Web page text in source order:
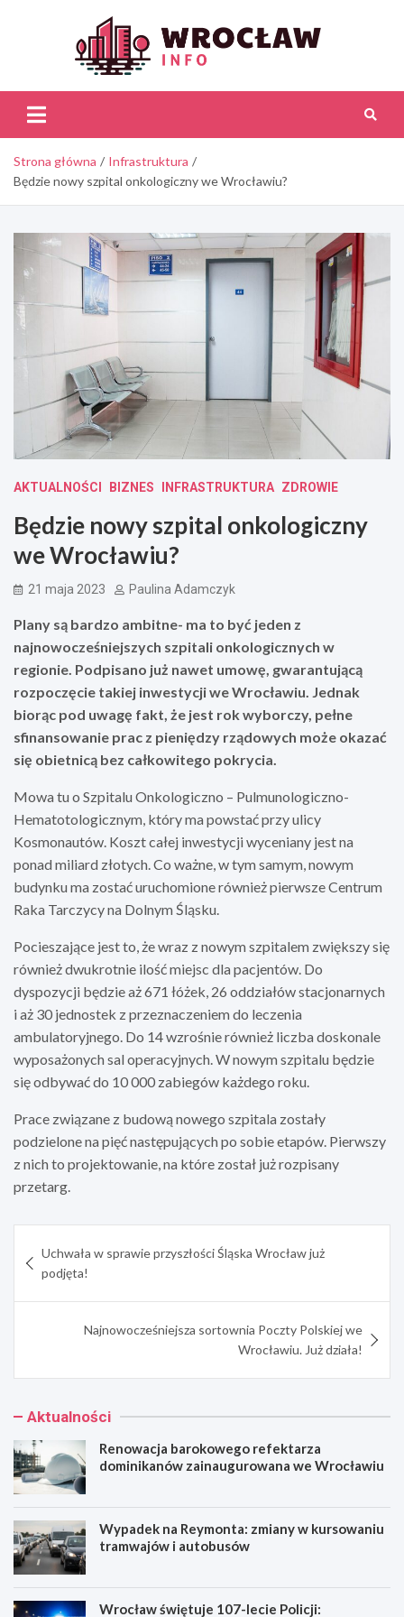
Strona główna
Infrastruktura
Będzie nowy szpital onkologiczny we Wrocławiu?
AKTUALNOŚCI BIZNES INFRASTRUKTURA ZDROWIE
Będzie nowy szpital onkologiczny
we Wrocławiu?
21 maja 2023 Paulina Adamczyk
Plany są bardzo ambitne- ma to być jeden z
najnowocześniejszych szpitali onkologicznych w
regionie. Podpisano już nawet umowę, gwarantującą
rozpoczęcie takiej inwestycji we Wrocławiu. Jednak
biorąc pod uwagę fakt, że jest rok wyborczy, pełne
sfinansowanie prac z pieniędzy rządowych może okazać
się obietnicą bez całkowitego pokrycia.
Mowa tu o Szpitalu Onkologiczno – Pulmunologiczno-
Hematotologicznym, który ma powstać przy ulicy
Kosmonautów. Koszt całej inwestycji wyceniany jest na
ponad miliard złotych. Co ważne, w tym samym, nowym
budynku ma zostać uruchomione również pierwsze Centrum
Raka Tarczycy na Dolnym Śląsku.
Pocieszające jest to, że wraz z nowym szpitalem zwiększy się
również dwukrotnie ilość miejsc dla pacjentów. Do
dyspozycji będzie aż 671 łóżek, 26 oddziałów stacjonarnych
i aż 30 jednostek z przeznaczeniem do leczenia
ambulatoryjnego. Do 14 wzrośnie również liczba doskonale
wyposażonych sal operacyjnych. W nowym szpitalu będzie
się odbywać do 10 000 zabiegów każdego roku.
Prace związane z budową nowego szpitala zostały
podzielone na pięć następujących po sobie etapów. Pierwszy
z nich to projektowanie, na które został już rozpisany
przetarg.
wpisu
Uchwała w sprawie przyszłości Śląska Wrocław już
podjęta!
Najnowocześniejsza sortownia Poczty Polskiej we
Wrocławiu. Już działa!
Aktualności
Renowacja barokowego refektarza
dominikanów zainaugurowana we Wrocławiu
Wypadek na Reymonta: zmiany w kursowaniu
tramwajów i autobusów
Wrocław świętuje 107-lecie Policji: